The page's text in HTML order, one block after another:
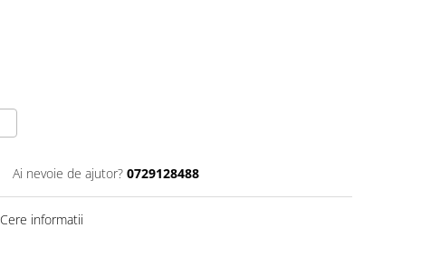
Ai nevoie de ajutor? 0729128488
Cere informatii